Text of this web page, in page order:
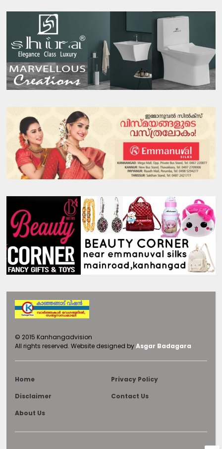
© 2015 Kanhangadvision
All rights reserved. Website designed byAsgar Badagara
Home
Privacy Policy
Disclaimer
Contact Us
About Us